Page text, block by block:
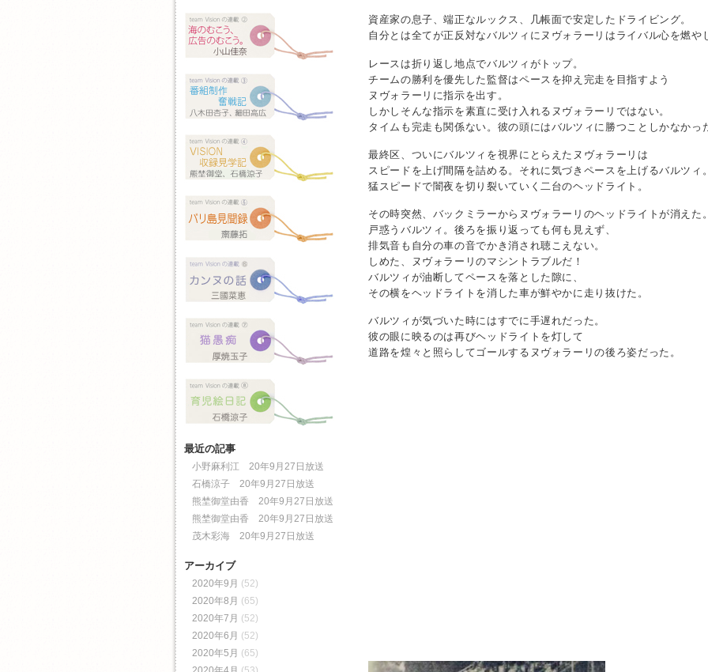
資産家の息子、端正なルックス、几帳面で安定したドライビング。
自分とは全てが正反対なバルツィにヌヴォラーリはライバル心を燃や
レースは折り返し地点でバルツィがトップ。
チームの勝利を優先した監督はペースを抑え完走を目指すよう
ヌヴォラーリに指示を出す。
しかしそんな指示を素直に受け入れるヌヴォラーリではない。
タイムも完走も関係ない。彼の頭にはバルツィに勝つことしかなかっ
最終区、ついにバルツィを視界にとらえたヌヴォラーリは
スピードを上げ間隔を詰める。それに気づきペースを上げるバルツィ
猛スピードで闇夜を切り裂いていく二台のヘッドライト。
その時突然、バックミラーからヌヴォラーリのヘッドライトが消えた
戸惑うバルツィ。後ろを振り返っても何も見えず、
排気音も自分の車の音でかき消され聴こえない。
しめた、ヌヴォラーリのマシントラブルだ！
バルツィが油断してペースを落とした隙に、
その横をヘッドライトを消した車が鮮やかに走り抜けた。
バルツィが気づいた時にはすでに手遅れだった。
彼の眼に映るのは再びヘッドライトを灯して
道路を煌々と照らしてゴールするヌヴォラーリの後ろ姿だった。
最近の記事
小野麻利江 20年9月27日放送
石橋涼子 20年9月27日放送
熊埜御堂由香 20年9月27日放送
熊埜御堂由香 20年9月27日放送
茂木彩海 20年9月27日放送
アーカイブ
2020年9月 (52)
2020年8月 (65)
2020年7月 (52)
2020年6月 (52)
2020年5月 (65)